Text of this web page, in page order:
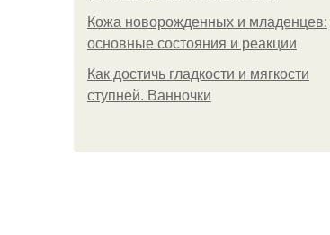
Кожа новорожденных и младенцев:
основные состояния и реакции
Как достичь гладкости и мягкости
ступней. Ванночки